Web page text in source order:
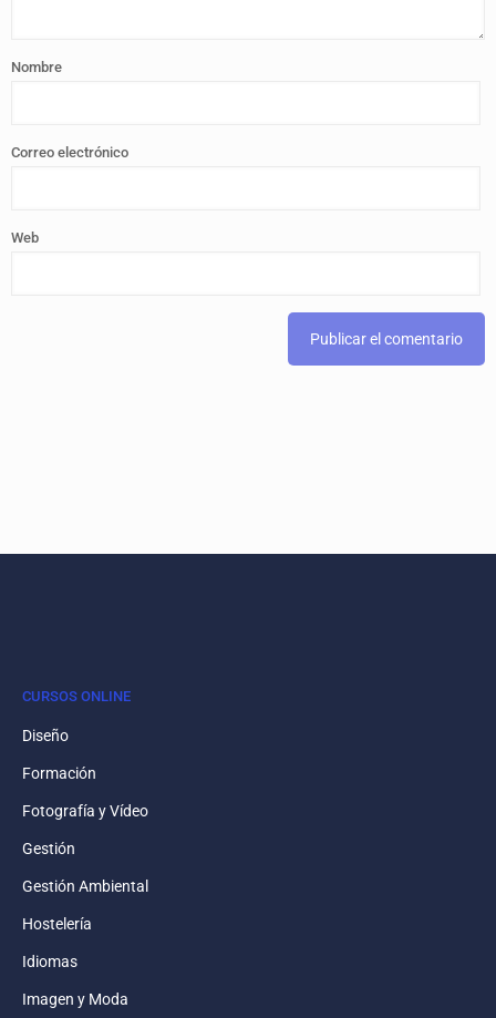
Nombre
Correo electrónico
Web
CURSOS ONLINE
Diseño
Formación
Fotografía y Vídeo
Gestión
Gestión Ambiental
Hostelería
Idiomas
Imagen y Moda